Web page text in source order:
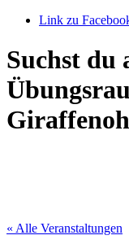
Link zu
Suchst du
« Alle Veranstaltungen